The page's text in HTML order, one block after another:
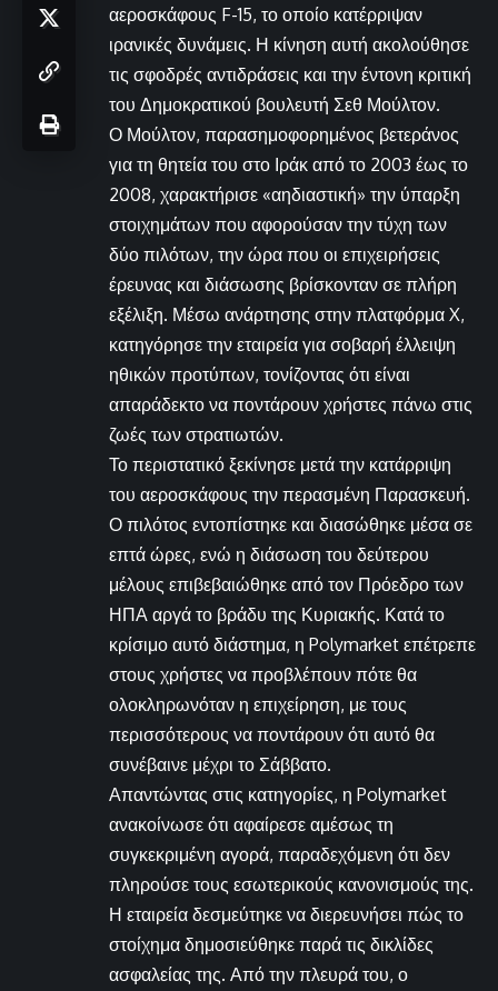
αεροσκάφους F-15, το οποίο κατέρριψαν
ιρανικές δυνάμεις. Η κίνηση αυτή ακολούθησε
τις σφοδρές αντιδράσεις και την έντονη κριτική
του Δημοκρατικού βουλευτή Σεθ Μούλτον.
Ο Μούλτον, παρασημοφορημένος βετεράνος
για τη θητεία του στο Ιράκ από το 2003 έως το
2008, χαρακτήρισε «αηδιαστική» την ύπαρξη
στοιχημάτων που αφορούσαν την τύχη των
δύο πιλότων, την ώρα που οι επιχειρήσεις
έρευνας και διάσωσης βρίσκονταν σε πλήρη
εξέλιξη. Μέσω ανάρτησης στην πλατφόρμα X,
κατηγόρησε την εταιρεία για σοβαρή έλλειψη
ηθικών προτύπων, τονίζοντας ότι είναι
απαράδεκτο να ποντάρουν χρήστες πάνω στις
ζωές των στρατιωτών.
Το περιστατικό ξεκίνησε μετά την κατάρριψη
του αεροσκάφους την περασμένη Παρασκευή.
Ο πιλότος εντοπίστηκε και διασώθηκε μέσα σε
επτά ώρες, ενώ η διάσωση του δεύτερου
μέλους επιβεβαιώθηκε από τον Πρόεδρο των
ΗΠΑ αργά το βράδυ της Κυριακής. Κατά το
κρίσιμο αυτό διάστημα, η Polymarket επέτρεπε
στους χρήστες να προβλέπουν πότε θα
ολοκληρωνόταν η επιχείρηση, με τους
περισσότερους να ποντάρουν ότι αυτό θα
συνέβαινε μέχρι το Σάββατο.
Απαντώντας στις κατηγορίες, η Polymarket
ανακοίνωσε ότι αφαίρεσε αμέσως τη
συγκεκριμένη αγορά, παραδεχόμενη ότι δεν
πληρούσε τους εσωτερικούς κανονισμούς της.
Η εταιρεία δεσμεύτηκε να διερευνήσει πώς το
στοίχημα δημοσιεύθηκε παρά τις δικλίδες
ασφαλείας της. Από την πλευρά του, ο